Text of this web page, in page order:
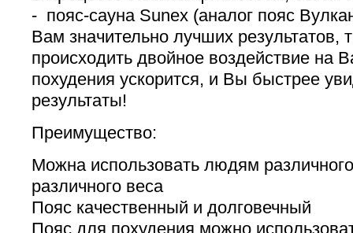
- пояс-сауна Sunex (аналог пояс
Вам значительно лучших результатов,
происходить двойное воздействие на
похудения ускорится, и Вы быстрее
результаты!
Преимущество:
Можна использовать людям
различного веса
Пояс качественный и долговечный
Пояс для похудения можно